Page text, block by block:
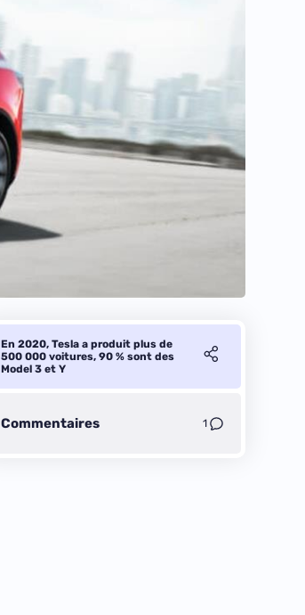
En 2020, Tesla a produit plus de
500 000 voitures, 90 % sont des
Model 3 et Y
Commentaires 1